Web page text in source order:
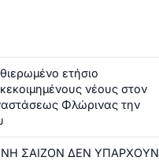
ετήσιο
νέους στον
Φλώρινας την
ΣΑΙΖΟΝ ΔΕΝ ΥΠΑΡΧΟΥΝ